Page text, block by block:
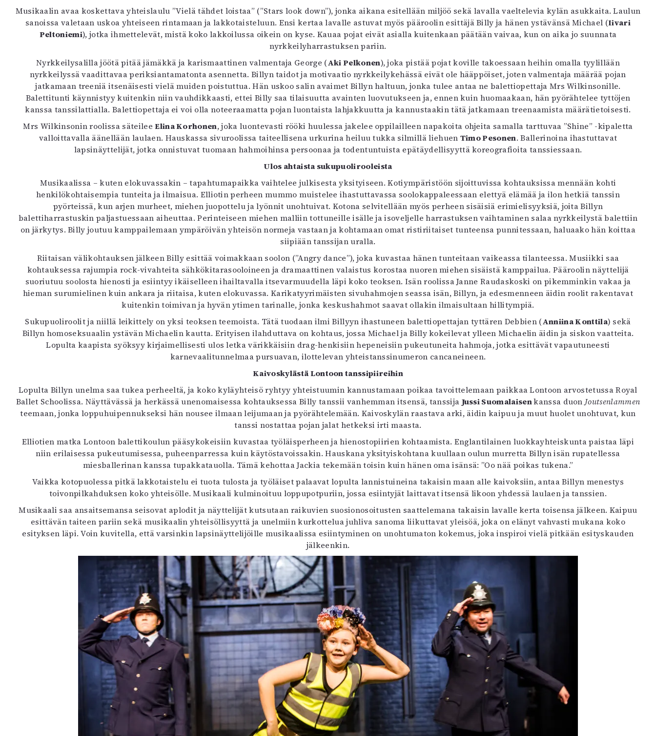
Musikaalin avaa koskettava yhteislaulu ”Vielä tähdet loistaa” (”Stars look down”), jonka aikana esitellään miljöö sekä lavalla vaeltelevia kylän asukkaita. Laulun
sanoissa valetaan uskoa yhteiseen rintamaan ja lakkotaisteluun. Ensi kertaa lavalle astuvat myös pääroolin esittäjä Billy ja hänen ystävänsä Michael (Iivari
Peltoniemi), jotka ihmettelevät, mistä koko lakkoilussa oikein on kyse. Kauaa pojat eivät asialla kuitenkaan päätään vaivaa, kun on aika jo suunnata
nyrkkeilyharrastuksen pariin.
Nyrkkeilysalilla jöötä pitää jämäkkä ja karismaattinen valmentaja George (Aki Pelkonen), joka pistää pojat koville takoessaan heihin omalla tyylillään
nyrkkeilyssä vaadittavaa periksiantamatonta asennetta. Billyn taidot ja motivaatio nyrkkeilykehässä eivät ole hääppöiset, joten valmentaja määrää pojan
jatkamaan treeniä itsenäisesti vielä muiden poistuttua. Hän uskoo salin avaimet Billyn haltuun, jonka tulee antaa ne balettiopettaja Mrs Wilkinsonille.
Balettitunti käynnistyy kuitenkin niin vauhdikkaasti, ettei Billy saa tilaisuutta avainten luovutukseen ja, ennen kuin huomaakaan, hän pyörähtelee tyttöjen
kanssa tanssilattialla. Balettiopettaja ei voi olla noteeraamatta pojan luontaista lahjakkuutta ja kannustaakin tätä jatkamaan treenaamista määrätietoisesti.
Mrs Wilkinsonin roolissa säteileeElina Korhonen, joka luontevasti rööki huulessa jakelee oppilailleen napakoita ohjeita samalla tarttuvaa ”Shine” -kipaletta
valloittavalla äänellään laulaen. Hauskassa sivuroolissa taiteellisena urkurina heiluu tukka silmillä liehuen Timo Pesonen. Ballerinoina ihastuttavat
lapsinäyttelijät, jotka onnistuvat tuomaan hahmoihinsa persoonaa ja todentuntuista epätäydellisyyttä koreografioita tanssiessaan.
Ulos ahtaista sukupuolirooleista
Musikaalissa – kuten elokuvassakin – tapahtumapaikka vaihtelee julkisesta yksityiseen. Kotiympäristöön sijoittuvissa kohtauksissa mennään kohti
henkilökohtaisempia tunteita ja ilmaisua. Elliotin perheen mummo muistelee ihastuttavassa soolokappaleessaan elettyä elämää ja ilon hetkiä tanssin
pyörteissä, kun arjen murheet, miehen juopottelu ja lyönnit unohtuivat. Kotona selvitellään myös perheen sisäisiä erimielisyyksiä, joita Billyn
balettiharrastuskin paljastuessaan aiheuttaa. Perinteiseen miehen malliin tottuneille isälle ja isoveljelle harrastuksen vaihtaminen salaa nyrkkeilystä balettiin
on järkytys. Billy joutuu kamppailemaan ympäröivän yhteisön normeja vastaan ja kohtamaan omat ristiriitaiset tunteensa punnitessaan, haluaako hän koittaa
siipiään tanssijan uralla.
Riitaisan välikohtauksen jälkeen Billy esittää voimakkaan soolon (”Angry dance”), joka kuvastaa hänen tunteitaan vaikeassa tilanteessa. Musiikki saa
kohtauksessa rajumpia rock-vivahteita sähkökitarasooloineen ja dramaattinen valaistus korostaa nuoren miehen sisäistä kamppailua. Pääroolin näyttelijä
suoriutuu soolosta hienosti ja esiintyy ikäiselleen ihailtavalla itsevarmuudella läpi koko teoksen. Isän roolissa Janne Raudaskoski on pikemminkin vakaa ja
hieman surumielinen kuin ankara ja riitaisa, kuten elokuvassa. Karikatyyrimäisten sivuhahmojen seassa isän, Billyn, ja edesmenneen äidin roolit rakentavat
kuitenkin toimivan ja hyvän ytimen tarinalle, jonka keskushahmot saavat ollakin ilmaisultaan hillitympiä.
Sukupuoliroolit ja niillä leikittely on yksi teoksen teemoista. Tätä tuodaan ilmi Billyyn ihastuneen balettiopettajan tyttären Debbien (Anniina Konttila) sekä
Billyn homoseksuaalin ystävän Michaelin kautta. Erityisen ilahduttava on kohtaus, jossa Michael ja Billy kokeilevat ylleen Michaelin äidin ja siskon vaatteita.
Lopulta kaapista syöksyy kirjaimellisesti ulos letka värikkäisiin drag-henkisiin hepeneisiin pukeutuneita hahmoja, jotka esittävät vapautuneesti
karnevaalitunnelmaa pursuavan, ilottelevan yhteistanssinumeron cancaneineen.
Kaivoskylästä Lontoon tanssipiireihin
Lopulta Billyn unelma saa tukea perheeltä, ja koko kyläyhteisö ryhtyy yhteistuumin kannustamaan poikaa tavoittelemaan paikkaa Lontoon arvostetussa Royal
Ballet Schoolissa. Näyttävässä ja herkässä unenomaisessa kohtauksessa Billy tanssii vanhemman itsensä, tanssija Jussi Suomalaisenkanssa duon Joutsenlammen
teemaan, jonka loppuhuipennukseksi hän nousee ilmaan leijumaan ja pyörähtelemään. Kaivoskylän raastava arki, äidin kaipuu ja muut huolet unohtuvat, kun
tanssi nostattaa pojan jalat hetkeksi irti maasta.
Elliotien matka Lontoon balettikoulun pääsykokeisiin kuvastaa työläisperheen ja hienostopiirien kohtaamista. Englantilainen luokkayhteiskunta paistaa läpi
niin erilaisessa pukeutumisessa, puheenparressa kuin käytöstavoissakin. Hauskana yksityiskohtana kuullaan oulun murretta Billyn isän rupatellessa
miesballerinan kanssa tupakkatauolla. Tämä kehottaa Jackia tekemään toisin kuin hänen oma isänsä: ”Oo nää poikas tukena.”
Vaikka kotopuolessa pitkä lakkotaistelu ei tuota tulosta ja työläiset palaavat lopulta lannistuineina takaisin maan alle kaivoksiin, antaa Billyn menestys
toivonpilkahduksen koko yhteisölle. Musikaali kulminoituu loppupotpuriin, jossa esiintyjät laittavat itsensä likoon yhdessä laulaen ja tanssien.
Musikaali saa ansaitsemansa seisovat aplodit ja näyttelijät kutsutaan raikuvien suosionosoitusten saattelemana takaisin lavalle kerta toisensa jälkeen. Kaipuu
esittävän taiteen pariin sekä musikaalin yhteisöllisyyttä ja unelmiin kurkottelua juhliva sanoma liikuttavat yleisöä, joka on elänyt vahvasti mukana koko
esityksen läpi. Voin kuvitella, että varsinkin lapsinäyttelijöille musikaalissa esiintyminen on unohtumaton kokemus, joka inspiroi vielä pitkään esityskauden
jälkeenkin.